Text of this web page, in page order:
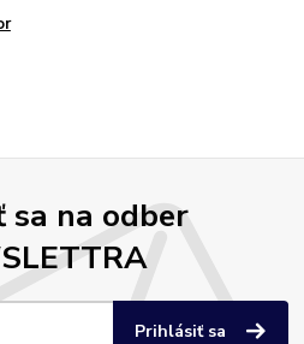
sa na odber
Prihlásiť sa